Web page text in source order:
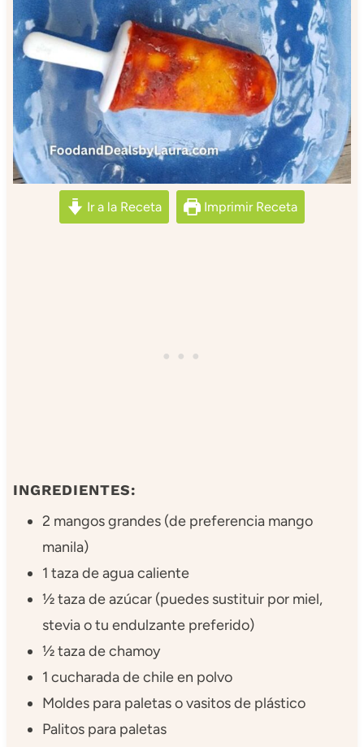
Ir a la Receta Imprimir Receta
INGREDIENTES:
2 mangos grandes (de preferencia mango
manila)
1 taza de agua caliente
½ taza de azúcar (puedes sustituir por miel,
stevia o tu endulzante preferido)
½ taza de chamoy
1 cucharada de chile en polvo
Moldes para paletas o vasitos de plástico
Palitos para paletas